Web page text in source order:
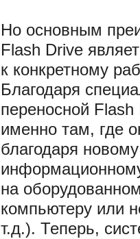
Но основным
Flash Drive
к конкретному
Благодаря
переносной
именно там, где
благодаря
на
компьютеру или
т.д.). Теперь,